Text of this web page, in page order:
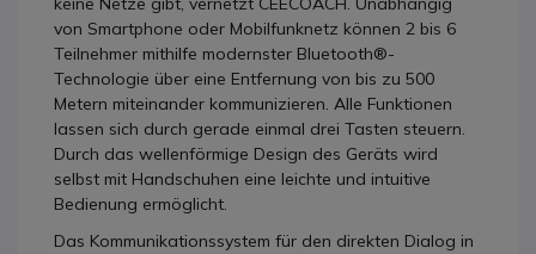
von Smartphone oder Mobilfunknetz können 2 bis 6
Teilnehmer mithilfe modernster Bluetooth®-
Technologie über eine Entfernung von bis zu 500
Metern miteinander kommunizieren. Alle Funktionen
lassen sich durch gerade einmal drei Tasten steuern.
Durch das wellenförmige Design des Geräts wird
selbst mit Handschuhen eine leichte und intuitive
Bedienung ermöglicht.
Das Kommunikationssystem für den direkten Dialog in